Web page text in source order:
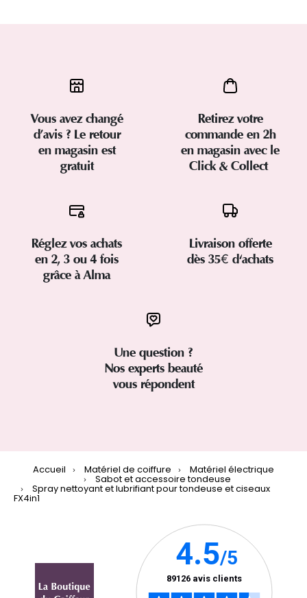
Vous avez changé
d’avis ? Le retour
en magasin est
gratuit
Retirez votre
commande en 2h
en magasin avec le
Click & Collect
Réglez vos achats
en 2, 3 ou 4 fois
grâce à Alma
Livraison offerte
dès 35€ d'achats
Une question ?
Nos experts beauté
vous répondent
Accueil Matériel de coiffure Matériel électrique
Sabot et accessoire tondeuse
Spray nettoyant et lubrifiant pour tondeuse et ciseaux
FX4in1